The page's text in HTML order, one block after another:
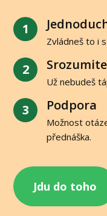
1
Zvládneš to i
2
Už nebudeš
3 Podpora
Možnost
přednáška.
Jdu do toho